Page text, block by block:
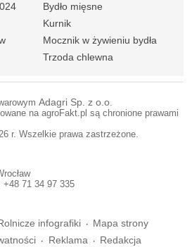
Bydło mięsne
Kurnik
Mocznik w żywieniu bydła
Trzoda chlewna
Adagri Sp. z o.o.
na agroFakt.pl są chronione prawami
r. Wszelkie prawa zastrzeżone.
+48 71 34 97 335
infografiki
Mapa strony
Reklama Redakcja